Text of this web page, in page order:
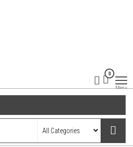
0
Menu